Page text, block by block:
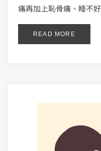
痛再加上恥骨痛、睡不
READ MORE